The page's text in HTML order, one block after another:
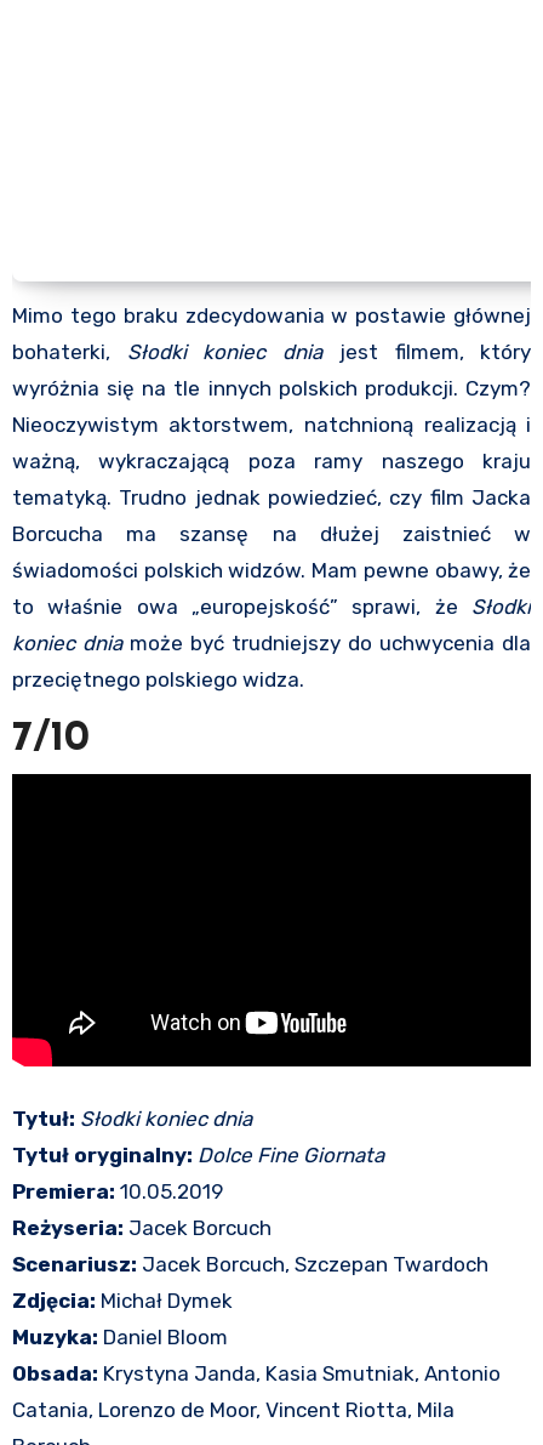
Mimo tego braku zdecydowania w postawie głównej
bohaterki, Słodki koniec dnia
jest filmem, który
wyróżnia się na tle innych polskich produkcji. Czym?
Nieoczywistym aktorstwem, natchnioną realizacją i
ważną, wykraczającą poza ramy naszego kraju
tematyką. Trudno jednak powiedzieć, czy film Jacka
Borcucha ma szansę na dłużej zaistnieć w
świadomości polskich widzów. Mam pewne obawy, że
to właśnie owa „europejskość” sprawi, że Słodki
koniec dniamoże być trudniejszy do uchwycenia dla
przeciętnego polskiego widza.
7/10
Tytuł: Słodki koniec dnia
Tytuł oryginalny: Dolce Fine Giornata
Premiera: 10.05.2019
Reżyseria: Jacek Borcuch
Scenariusz: Jacek Borcuch, Szczepan Twardoch
Zdjęcia: Michał Dymek
Muzyka: Daniel Bloom
Obsada: Krystyna Janda, Kasia Smutniak, Antonio
Catania, Lorenzo de Moor, Vincent Riotta, Mila